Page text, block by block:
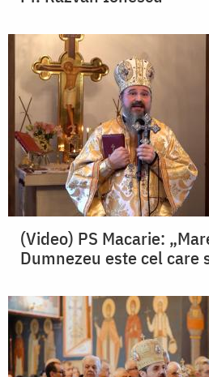
(Video) PS Macarie:
Dumnezeu este cel care